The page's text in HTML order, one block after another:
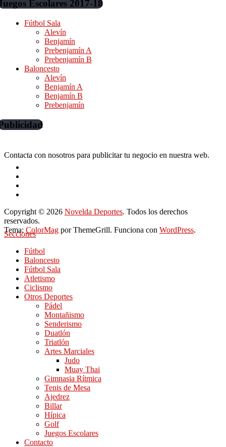
Escolares 2017-18
Fútbol Sala
Alevín
Benjamín
Prebenjamín A
Prebenjamín B
Baloncesto
Alevín
Benjamín A
Benjamín B
Prebenjamín
Contacta con nosotros para publicitar tu negocio en nuestra web.
Copyright © 2026 Novelda Deportes. Todos los derechos
reservados.
Tema: ColorMag por ThemeGrill. Funciona con WordPress.
Secciones
Fútbol
Baloncesto
Fútbol Sala
Atletismo
Ciclismo
Otros Deportes
Pádel
Montañismo
Senderismo
Duatlón
Triatlón
Artes Marciales
Judo
Muay Thai
Gimnasia Rítmica
Tenis de Mesa
Ajedrez
Billar
Hípica
Golf
Juegos Escolares
Contacto